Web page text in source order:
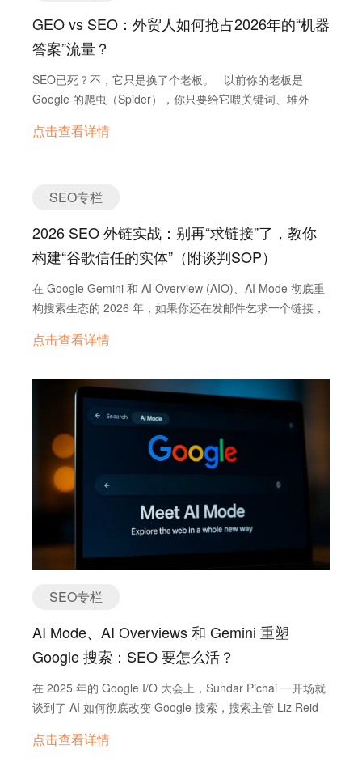
取你的核心数据，然后把你作为“信源”推荐给用户。 所以，
2026年SEO的核心目标变了： 旧目标：把网页排到首页前
答案的一部分（Citation）。 如果你不能被AI引用，你在未
来的搜索流量中就会“隐身”。 第二章：地基建设——技术
SEO的“生死线” 90%的外贸独立站死在起跑线上，不是因
引）。如果你的手机端加载超过3秒，或者排版错乱，
Google会直接判定为“低质量”。 在2026年，特别要关注
INP (Interaction to Next Paint)这个指标。它衡量的不是“网
页显示多快”，而是“网页反应多快”。B2B客户点
击“Inquiry”按钮如果反应迟钝，会直接导致信任崩塌。 建
议：使用…
GEO vs SEO：外贸人如何抢占2026年的“机器
答案”流量？
SEO已死？不，它只是换了个老板。 以前你的老板是
Google 的爬虫（Spider），你只要给它喂关键词、堆外
——ChatGPT、Perplexity、Gemini 和 Google AI
擎优化）跨越到GEO（Generative Engine Optimization，
中布局，抢占“零点击”时代的流量红利。 01 核心解构：
GEO 是怎么“抢”流量的？ 要理解 GEO，你必须明白 AI 是
好的咖啡机”，Google 检索索引库，把含有这个词的网页书
名（Title/Link）扔给你，你自己去翻书。 AI 搜索（研究员
模式）：用户问“推荐几款适合办公室的耐用咖啡机”，AI阅
读了前 10 名的高权重网页，理解了其中的参数对比、用户
辑：AI 不再通过“点击”给你流量，而是通过“引用
（Citation）”给你背书。 如果你的内容无法被 AI “读取、理
解、拆解”，你在 AI 搜索时代就是隐形的。 流量漏斗的剧
变 SEO 时代：曝光 -> 点击 ->…
点击查看详情
SEO专栏
2026 SEO 外链实战：别再“求链接”了，教你
构建“谷歌信任的实体”（附谈判SOP）
在 Google Gemini 和 AI Overview (AIO)、AI Mode 彻底重
构搜索生态的 2026 年，如果你还在发邮件乞求一个链接，
现在的 Google 算法不再单纯计算链接数量，而是通过链接
外链，已经从“投票”演变成了“身份证”。 这篇 5000 字实战
精华，将为你拆解一套“双轨制”策略：如何“赢”得顶级媒体
的免费背书，以及如何通过专业商务谈判拿下高性价比的商
业流量。 第一部分 底层逻辑重构 2026 年的游戏规则变
了 为了看清局势，我们需要先打破旧观念。AI 时代的外链
价值体系已经完全重构： 01. 关于核心目标 旧时代：只看
权重传递，盯着 DR/DA 分数。 新时代：建立实体关联，验
证 E-E-A-T（专业、权威、信任）。 💡 启示：停止关注分
数，开始关注“谁在推荐我”。一个行业协会的低分链接，远
胜过十个通用博客的高分链接。 02. 关于判断标准 旧时
点击查看详情
SEO专栏
AI Mode、AI Overviews 和 Gemini 重塑
Google 搜索：SEO 要怎么活？
在 2025 年的 Google I/O 大会上，Sundar Pichai 一开场就
谈到了 AI 如何彻底改变 Google 搜索，搜索主管 Liz Reid
的人来说，这话分量不轻，意味着搜索生态可能会迎来近二
点击查看详情